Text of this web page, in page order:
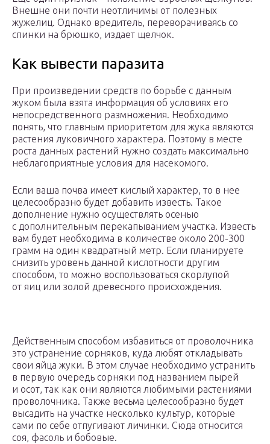
Внешне они почти неотличимы от полезных
жужелиц. Однако вредитель, переворачиваясь со
спинки на брюшко, издает щелчок.
Как вывести паразита
При произведении средств по борьбе с данным
жуком была взята информация об условиях его
непосредственного размножения. Необходимо
понять, что главным приоритетом для жука являются
растения луковичного характера. Поэтому в месте
роста данных растений нужно создать максимально
неблагоприятные условия для насекомого.
Если ваша почва имеет кислый характер, то в нее
целесообразно будет добавить известь. Такое
дополнение нужно осуществлять осенью
с дополнительным перекапыванием участка. Известь
вам будет необходима в количестве около 200-300
грамм на один квадратный метр. Если планируете
снизить уровень данной кислотности другим
способом, то можно воспользоваться скорлупой
от яиц или золой древесного происхождения.
Действенным способом избавиться от проволочника
это устранение сорняков, куда любят откладывать
свои яйца жуки. В этом случае необходимо устранить
в первую очередь сорняки под названием пырей
и осот, так как они являются любимыми растениями
проволочника. Также весьма целесообразно будет
высадить на участке несколько культур, которые
сами по себе отпугивают личинки. Сюда относится
соя, фасоль и бобовые.